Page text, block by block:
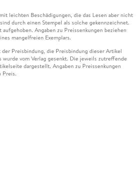
leichten Beschädigungen, die das Lesen aber nicht
durch einen Stempel als solche gekennzeichnet.
Angaben zu Preissenkungen beziehen
mangelfreien Exemplars.
Preisbindung, die Preisbindung dieser Artikel
wurde vom Verlag gesenkt. Die jeweils zutreffende
dargestellt. Angaben zu Preissenkungen
Preis.